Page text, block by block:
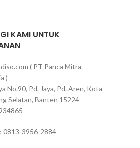
KAMI UNTUK
( PT Panca Mitra
)
No.90, Pd. Jaya, Pd. Aren, Kota
Selatan, Banten 15224
0813-3956-2884